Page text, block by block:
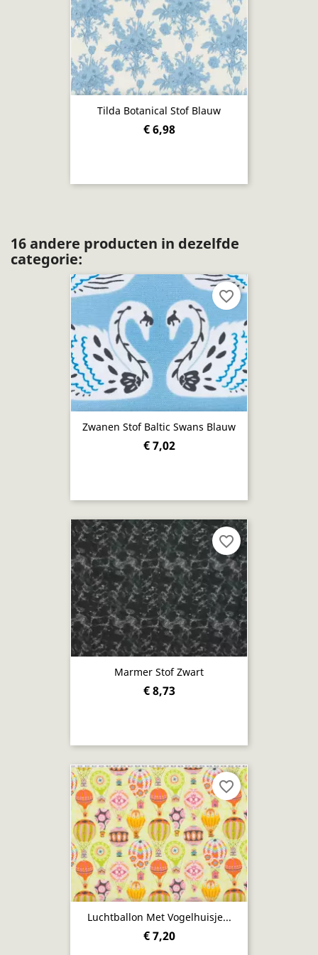
Tilda Botanical Stof Blauw
€ 6,98
16 andere producten in dezelfde
categorie:
Zwanen Stof Baltic Swans Blauw
€ 7,02
favorite_border
Marmer Stof Zwart
€ 8,73
favorite_border
Luchtballon Met Vogelhuisje...
€ 7,20
favorite_border